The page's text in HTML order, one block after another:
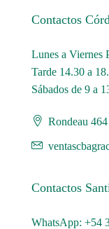
Contactos
Lunes a Viernes
Tarde 14.30 a
Sábados de 9 a
Rondeau
Contactos
WhatsApp: +54